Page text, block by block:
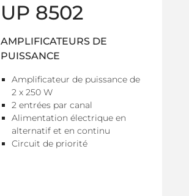
UP 8502
AMPLIFICATEURS DE
PUISSANCE
Amplificateur de puissance de
2 x 250 W
2 entrées par canal
Alimentation électrique en
alternatif et en continu
Circuit de priorité